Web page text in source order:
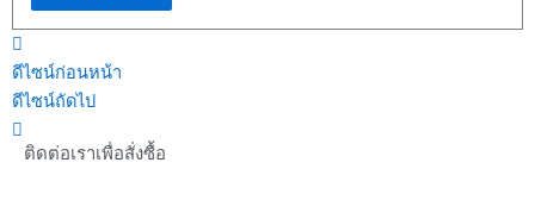
ดีไซน์ก่อนหน้า
ดีไซน์ถัดไป
ติดต่อเราเพื่อสั่งซื้อ